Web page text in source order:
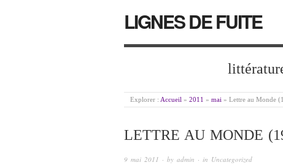
LIGNES DE FUITE
Explorer : Accueil » 2011 » mai » Lettre au Monde
LETTRE AU MONDE
9 mai 2011 · by admin · in Uncategorized